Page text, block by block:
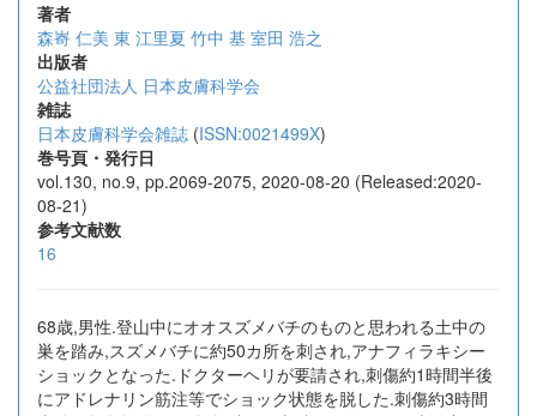
著者
森㟢 仁美 東 江里夏 竹中 基 室田 浩之
出版者
公益社団法人 日本皮膚科学会
雑誌
日本皮膚科学会雑誌 (ISSN:0021499X)
巻号頁・発行日
vol.130, no.9, pp.2069-2075, 2020-08-20 (Released:2020-
08-21)
参考文献数
16
68歳,男性.登山中にオオスズメバチのものと思われる土中の
巣を踏み,スズメバチに約50カ所を刺され,アナフィラキシー
ショックとなった.ドクターヘリが要請され,刺傷約1時間半後
にアドレナリン筋注等でショック状態を脱した.刺傷約3時間